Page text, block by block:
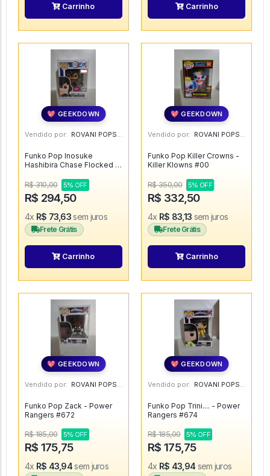
Carrinho Carrinho
💖 GEEKDOWN
Vendido por: ROVANI POPS - SP
Funko Pop Inosuke
Hashibira Chase Flocked -
R$ 310,00
5% OFF
R$ 294,50
4x R$ 73,63sem juros
Frete Grátis
Carrinho
💖 GEEKDOWN
Vendido por: ROVANI POPS - SP
Funko Pop Killer Crowns -
Killer Klowns #00
R$ 350,00 5% OFF
R$ 332,50
4x R$ 83,13 sem juros
Frete Grátis
Carrinho
💖 GEEKDOWN
Vendido por: ROVANI POPS - SP
Funko Pop Zack - Power
Rangers #672
R$ 185,00 5% OFF
R$ 175,75
4x R$ 43,94sem juros
💖 GEEKDOWN
Vendido por: ROVANI POPS - SP
Funko Pop Trini.... - Power
Rangers #674
R$ 185,00 5% OFF
R$ 175,75
4x R$ 43,94 sem juros